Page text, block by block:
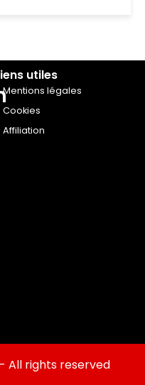
utiles
Mentions légales
Cookies
Affiliation
All rights reserved